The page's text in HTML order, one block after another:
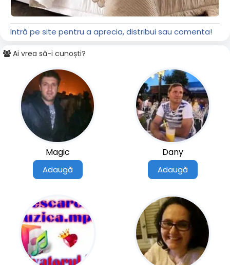
Intră pe site pentru a aprecia, distribui sau comenta!
Ai vrea să-i cunoști?
Magic
Adaugă
Dany
Adaugă